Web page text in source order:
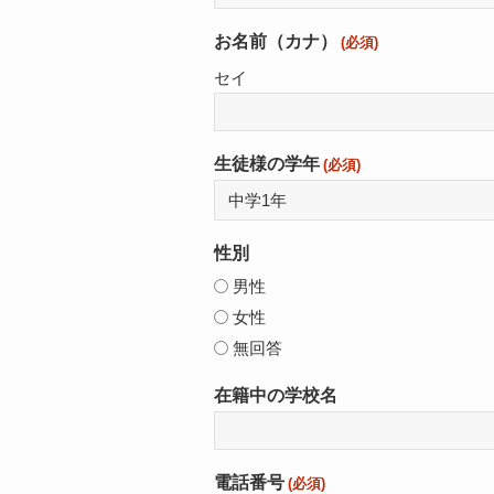
お名前（カナ） (必須)
セイ
生徒様の学年 (必須)
性別
男性
女性
無回答
在籍中の学校名
電話番号 (必須)